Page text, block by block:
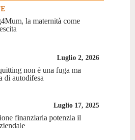
la maternità come
Luglio 2, 2026
non è una fuga ma
di autodifesa
Luglio 17, 2025
finanziaria potenzia il